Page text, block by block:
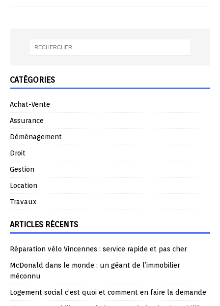
CATÉGORIES
Achat-Vente
Assurance
Déménagement
Droit
Gestion
Location
Travaux
ARTICLES RÉCENTS
Réparation vélo Vincennes : service rapide et pas cher
McDonald dans le monde : un géant de l’immobilier
méconnu
Logement social c’est quoi et comment en faire la demande